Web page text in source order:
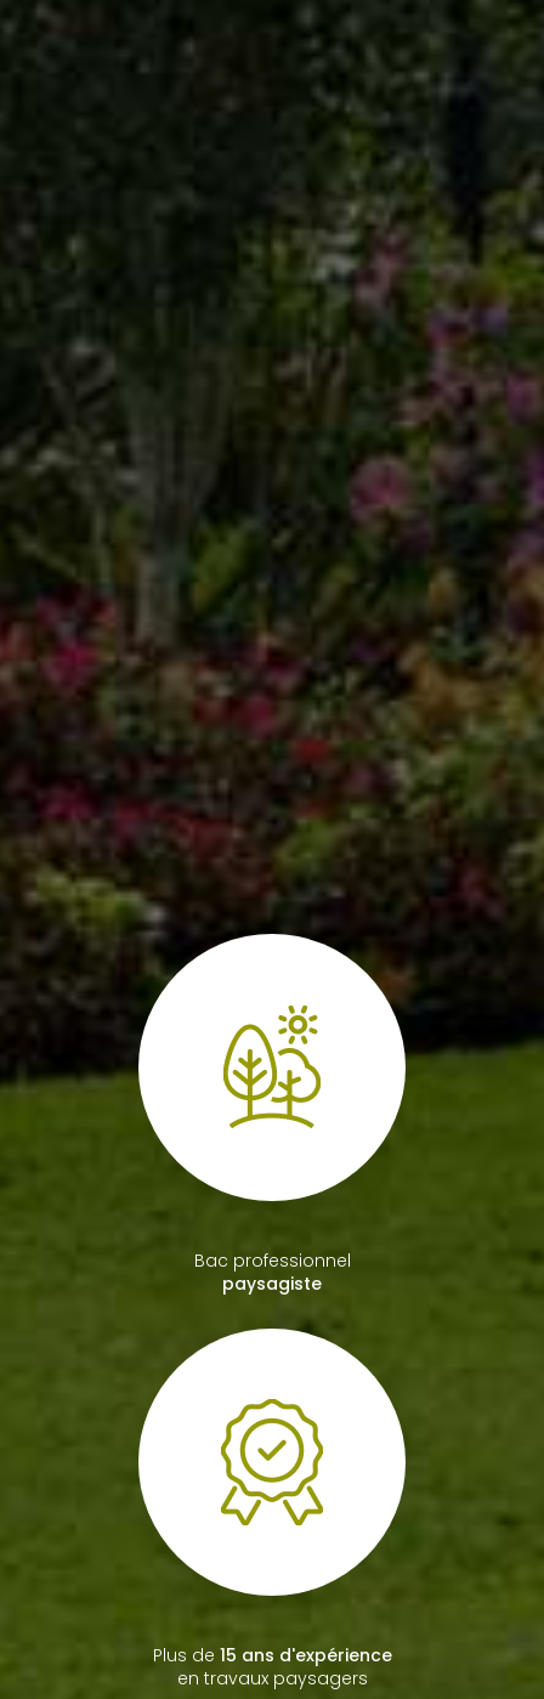
Bac professionnel
paysagiste
Plus de 15 ans d'expérience
en travaux paysagers